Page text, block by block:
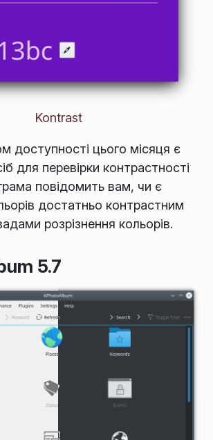
Kontrast
доступності цього місяця є
для перевірки контрастності
повідомить вам, чи є
достатньо контрастним
розрізнення кольорів.
5.7